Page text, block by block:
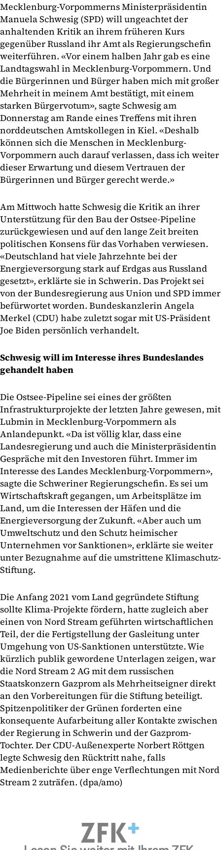
Mecklenburg-Vorpommerns Ministerpräsidentin
Manuela Schwesig (SPD) will ungeachtet der
anhaltenden Kritik an ihrem früheren Kurs
gegenüber Russland ihr Amt als Regierungschefin
weiterführen. «Vor einem halben Jahr gab es eine
Landtagswahl in Mecklenburg-Vorpommern. Und
die Bürgerinnen und Bürger haben mich mit großer
Mehrheit in meinem Amt bestätigt, mit einem
starken Bürgervotum», sagte Schwesig am
Donnerstag am Rande eines Treffens mit ihren
norddeutschen Amtskollegen in Kiel. «Deshalb
können sich die Menschen in Mecklenburg-
Vorpommern auch darauf verlassen, dass ich weiter
dieser Erwartung und diesem Vertrauen der
Bürgerinnen und Bürger gerecht werde.»
Am Mittwoch hatte Schwesig die Kritik an ihrer
Unterstützung für den Bau der Ostsee-Pipeline
zurückgewiesen und auf den lange Zeit breiten
politischen Konsens für das Vorhaben verwiesen.
«Deutschland hat viele Jahrzehnte bei der
Energieversorgung stark auf Erdgas aus Russland
gesetzt», erklärte sie in Schwerin. Das Projekt sei
von der Bundesregierung aus Union und SPD immer
befürwortet worden. Bundeskanzlerin Angela
Merkel (CDU) habe zuletzt sogar mit US-Präsident
Joe Biden persönlich verhandelt.
Schwesig will im Interesse ihres Bundeslandes
gehandelt haben
Die Ostsee-Pipeline sei eines der größten
Infrastrukturprojekte der letzten Jahre gewesen, mit
Lubmin in Mecklenburg-Vorpommern als
Anlandepunkt. «Da ist völlig klar, dass eine
Landesregierung und auch die Ministerpräsidentin
Gespräche mit den Investoren führt. Immer im
Interesse des Landes Mecklenburg-Vorpommern»,
sagte die Schweriner Regierungschefin. Es sei um
Wirtschaftskraft gegangen, um Arbeitsplätze im
Land, um die Interessen der Häfen und die
Energieversorgung der Zukunft. «Aber auch um
Umweltschutz und den Schutz heimischer
Unternehmen vor Sanktionen», erklärte sie weiter
unter Bezugnahme auf die umstrittene Klimaschutz-
Stiftung.
Die Anfang 2021 vom Land gegründete Stiftung
sollte Klima-Projekte fördern, hatte zugleich aber
einen von Nord Stream geführten wirtschaftlichen
Teil, der die Fertigstellung der Gasleitung unter
Umgehung von US-Sanktionen unterstützte. Wie
kürzlich publik gewordene Unterlagen zeigen, war
die Nord Stream 2 AG mit dem russischen
Staatskonzern Gazprom als Mehrheitseigner direkt
an den Vorbereitungen für die Stiftung beteiligt.
Spitzenpolitiker der Grünen forderten eine
konsequente Aufarbeitung aller Kontakte zwischen
der Regierung in Schwerin und der Gazprom-
Tochter. Der CDU-Außenexperte Norbert Röttgen
legte Schwesig den Rücktritt nahe, falls
Medienberichte über enge Verflechtungen mit Nord
Stream 2 zuträfen. (dpa/amo)